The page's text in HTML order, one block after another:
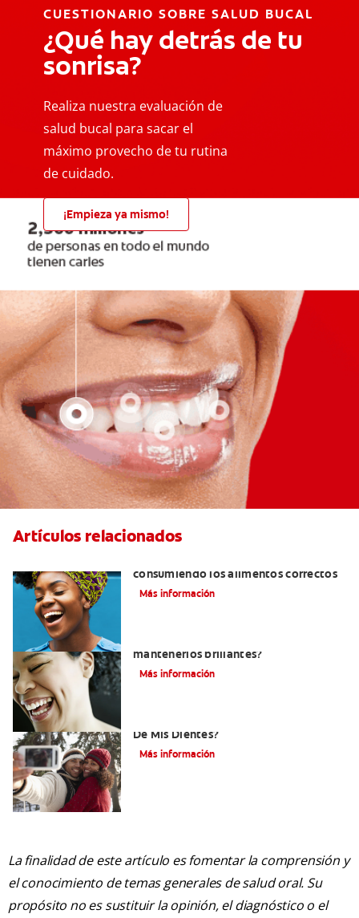
CUESTIONARIO SOBRE SALUD BUCAL
¿Qué hay detrás de tu
sonrisa?
Realiza nuestra evaluación de
salud bucal para sacar el
máximo provecho de tu rutina
de cuidado.
¡Empieza ya mismo!
Artículos relacionados
consumiendo los alimentos correctos
Más información
mantenerlos brillantes?
Más información
De Mis Dientes?
Más información
La finalidad de este artículo es fomentar la comprensión y
el conocimiento de temas generales de salud oral. Su
propósito no es sustituir la opinión, el diagnóstico o el